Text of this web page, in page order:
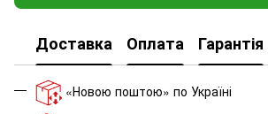
Доставка Оплата Гарантія
«Новою поштою» по Україні